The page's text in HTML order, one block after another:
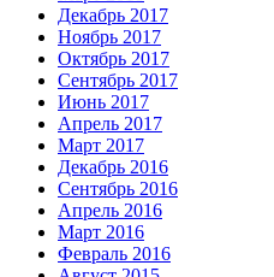
Декабрь 2017
Ноябрь 2017
Октябрь 2017
Сентябрь 2017
Июнь 2017
Апрель 2017
Март 2017
Декабрь 2016
Сентябрь 2016
Апрель 2016
Март 2016
Февраль 2016